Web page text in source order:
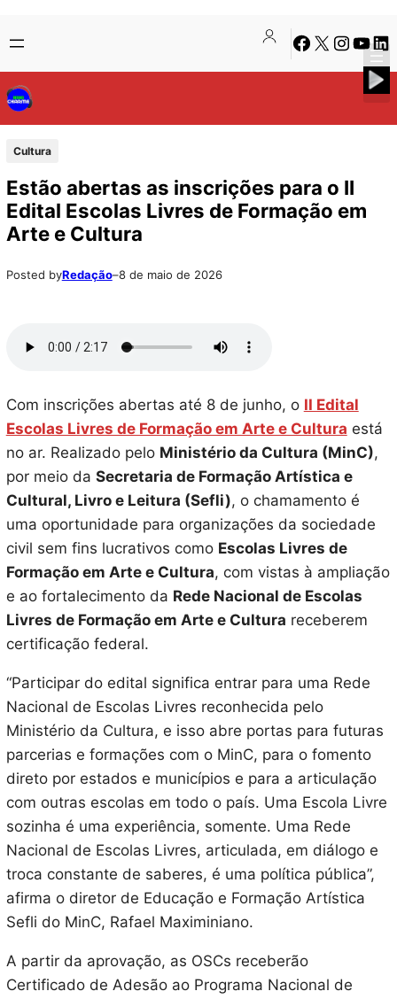
para
o
conteúdo
to
content
Facebook
X Instagram
Cultura
Estão abertas as inscrições para o II
Edital Escolas Livres de Formação em
Arte e Cultura
Posted byRedação–8 de maio de 2026
Com inscrições abertas até 8 de junho, o II Edital
Escolas Livres de Formação em Arte e Cultura está
no ar. Realizado pelo Ministério da Cultura (MinC),
por meio da Secretaria de Formação Artística e
Cultural, Livro e Leitura (Sefli), o chamamento é
uma oportunidade para organizações da sociedade
civil sem fins lucrativos como Escolas Livres de
Formação em Arte e Cultura, com vistas à ampliação
e ao fortalecimento da Rede Nacional de Escolas
Livres de Formação em Arte e Cultura receberem
certificação federal.
“Participar do edital significa entrar para uma Rede
Nacional de Escolas Livres reconhecida pelo
Ministério da Cultura, e isso abre portas para futuras
parcerias e formações com o MinC, para o fomento
direto por estados e municípios e para a articulação
com outras escolas em todo o país. Uma Escola Livre
sozinha é uma experiência, somente. Uma Rede
Nacional de Escolas Livres, articulada, em diálogo e
troca constante de saberes, é uma política pública”,
afirma o diretor de Educação e Formação Artística
Sefli do MinC, Rafael Maximiniano.
A partir da aprovação, as OSCs receberão
Certificado de Adesão ao Programa Nacional de